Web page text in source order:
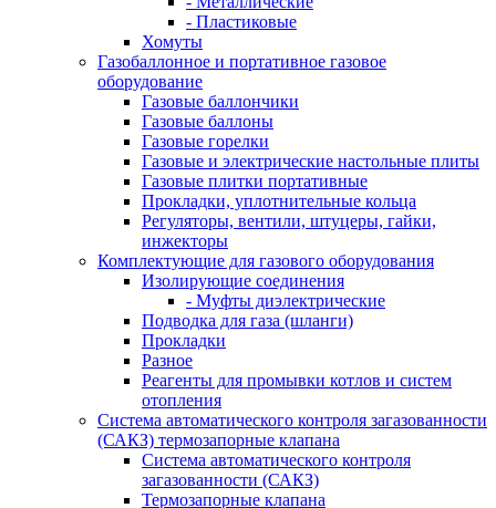
- Пластиковые
Хомуты
Газобаллонное и портативное газовое
оборудование
Газовые баллончики
Газовые баллоны
Газовые горелки
Газовые и электрические настольные плиты
Газовые плитки портативные
Прокладки, уплотнительные кольца
Регуляторы, вентили, штуцеры, гайки,
инжекторы
Комплектующие для газового оборудования
Изолирующие соединения
- Муфты диэлектрические
Подводка для газа (шланги)
Прокладки
Разное
Реагенты для промывки котлов и систем
отопления
Система автоматического контроля загазованности
(САКЗ) термозапорные клапана
Система автоматического контроля
загазованности (САКЗ)
Термозапорные клапана